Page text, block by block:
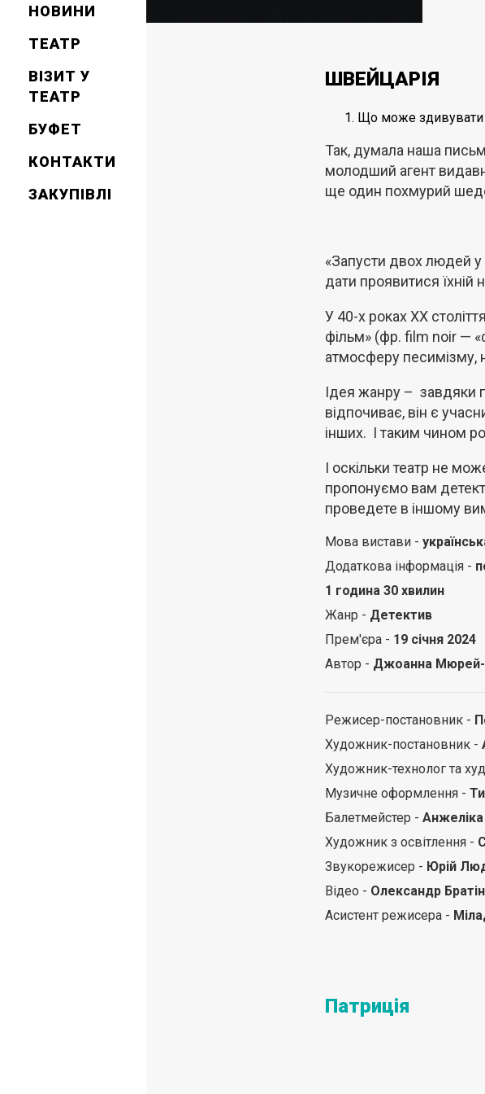
НОВИНИ
ТЕАТР
ВІЗИТ У
ТЕАТР
БУФЕТ
КОНТАКТИ
ЗАКУПІВЛІ
ШВЕЙЦАРІЯ
Що може здивувати
Так, думала наша
молодший агент
ще один похмурий
«Запусти двох людей у
дати проявитися їхній
У 40-х роках XX
фільм» (фр. film noir —
атмосферу песимізму,
Ідея жанру – завдяки
відпочиває, він є
інших. І таким чином
І оскільки театр не
пропонуємо вам
проведете в іншому
Мова вистави -
Додаткова інформація -
1 година 30 хвилин
Жанр - Детектив
Прем'єра - 19 січня 2024
Автор - Джоанна Мюрей-
Режисер-постановник -
Художник-постановник -
Художник-технолог та
Музичне оформлення -
Балетмейстер -
Художник з освітлення -
Звукорежисер - Юрій
Відео - Олександр
Асистент режисера -
Патриція